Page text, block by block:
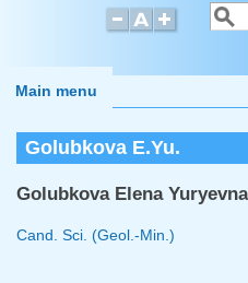
Main menu
Golubkova E.Yu.
Golubkova Elena Yuryevna
Cand. Sci. (Geol.-Min.)